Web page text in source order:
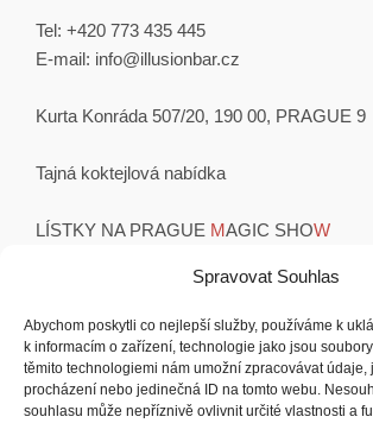
Spravovat Souhlas
Abychom poskytli co nejlepší služby, používáme k
k informacím o zařízení, technologie jako jsou
těmito technologiemi nám umožní zpracovávat údaje,
procházení nebo jedinečná ID na tomto webu.
souhlasu může nepříznivě ovlivnit určité vlastnosti a
Tel: +420 773 435 445
E-mail: info@illusionbar.cz
Kurta Konráda 507/20, 190 00, PRAGUE 9
Tajná koktejlová nabídka
LÍSTKY NA PRAGUE MAGIC SHOW
Instagram
Facebook